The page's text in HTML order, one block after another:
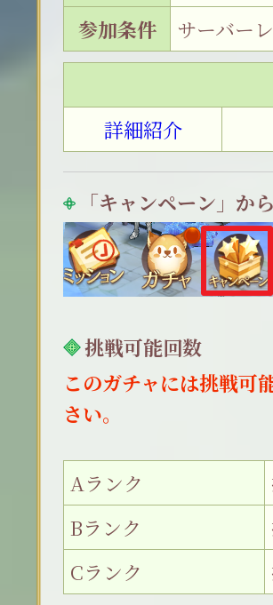
参加条件
サーバー
詳細紹介
「キャンペーン」か
挑戦可能回数
このガチャには挑戦可
さい。
Aランク
Bランク
Cランク